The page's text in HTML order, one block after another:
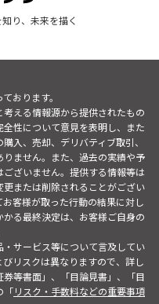
り、未来を描く
おります。
える情報源から提供されたもの
性について意見を表明し、また
入、売却、デリバティブ取引、
ません。また、過去の実績や予
ざいません。提供する情報等は
または削除されることがござい
客様が取った行動の結果に対し
る最終決定は、お客様ご自身の
サービス等について言及してい
リスクは異なりますので、詳し
等書面」、「目論見書」、「目
「リスク・手数料などの重要事項